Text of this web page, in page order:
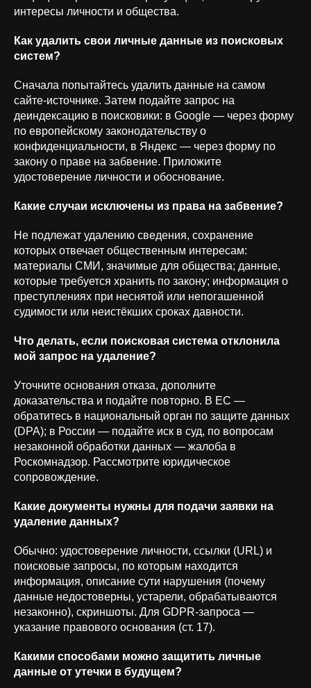
интересы личности и общества.
Как удалить свои личные данные из поисковых
систем?
Сначала попытайтесь удалить данные на самом
сайте-источнике. Затем подайте запрос на
деиндексацию в поисковики: в Google — через форму
по европейскому законодательству о
конфиденциальности, в Яндекс — через форму по
закону о праве на забвение. Приложите
удостоверение личности и обоснование.
Какие случаи исключены из права на забвение?
Не подлежат удалению сведения, сохранение
которых отвечает общественным интересам:
материалы СМИ, значимые для общества; данные,
которые требуется хранить по закону; информация о
преступлениях при неснятой или непогашенной
судимости или неистёкших сроках давности.
Что делать, если поисковая система отклонила
мой запрос на удаление?
Уточните основания отказа, дополните
доказательства и подайте повторно. В ЕС —
обратитесь в национальный орган по защите данных
(DPA); в России — подайте иск в суд, по вопросам
незаконной обработки данных — жалоба в
Роскомнадзор. Рассмотрите юридическое
сопровождение.
Какие документы нужны для подачи заявки на
удаление данных?
Обычно: удостоверение личности, ссылки (URL) и
поисковые запросы, по которым находится
информация, описание сути нарушения (почему
данные недостоверны, устарели, обрабатываются
незаконно), скриншоты. Для GDPR-запроса —
указание правового основания (ст. 17).
Какими способами можно защитить личные
данные от утечки в будущем?
Политика обработки
ОКВЭД 62.01 «Разработка компьютерного
программного обеспечения» | Коды ИТ-деятельности:
1.01; 1.05; 2.01; 3.01; 9.01; 26.01
ООО «Орион Солюшенс», ИНН
9704235291
+7 (926) 866-31-00
info@orion-solutions.ru